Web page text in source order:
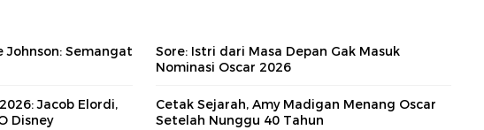
Johnson: Semangat
Sore: Istri dari Masa Depan Gak Masuk
Nominasi Oscar 2026
Jacob Elordi,
Disney
Cetak Sejarah, Amy Madigan Menang Oscar
Setelah Nunggu 40 Tahun